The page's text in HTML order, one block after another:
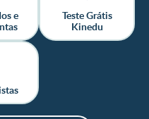
e
Teste Grátis
Kinedu